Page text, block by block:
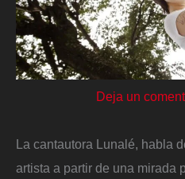
Deja un
La cantautora Lunalé, habla
artista a partir de una mirada